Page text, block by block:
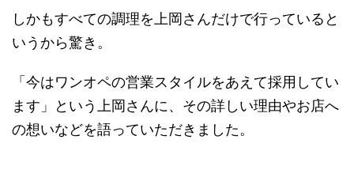
しかもすべての調理を上岡さんだけで行っていると
いうから驚き。
「今はワンオペの営業スタイルをあえて採用してい
ます」という上岡さんに、その詳しい理由やお店へ
の想いなどを語っていただきました。